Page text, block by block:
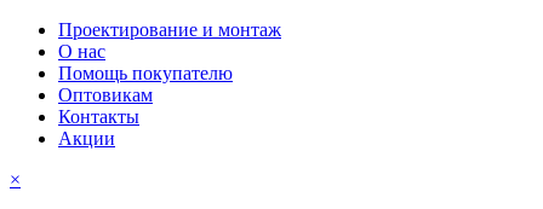
Проектирование и монтаж
О нас
Помощь покупателю
Оптовикам
Контакты
Акции
×